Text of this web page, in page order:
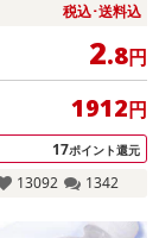
税込･送料込
2.8円
1912円
17ポイント還元
13092 1342